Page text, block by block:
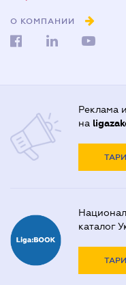
О КОМПАНИИ
Реклама
на
каталог